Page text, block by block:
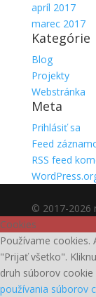
apríl 2017
marec 2017
Kategórie
Blog
Projekty
Webstránka
Meta
Prihlásiť sa
Feed
RSS feed
© 2017-2026
Cookies
Používame cookies.
"Prijať všetko".
druh súborov
používania súborov